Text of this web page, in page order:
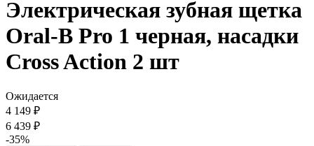
Электрическая зубная щетка
Oral-B Pro 1 черная, насадки
Cross Action 2 шт
Ожидается
4 149 ₽
6 439 ₽
-35%